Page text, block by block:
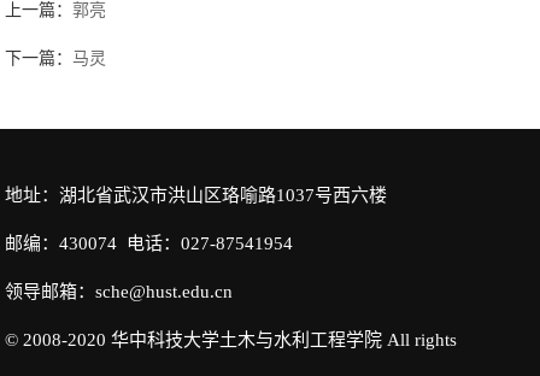
上一篇：郭亮
下一篇：马灵
地址：湖北省武汉市洪山区珞喻路1037号西六楼
邮编：430074 电话：027-87541954
领导邮箱：sche@hust.edu.cn
© 2008-2020 华中科技大学土木与水利工程学院 All rights